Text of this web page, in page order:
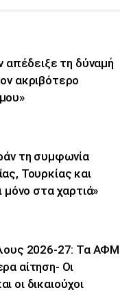
απέδειξε τη δύναμή
ακριβότερο
τη συμφωνία
Τουρκίας και
μόνο στα χαρτιά»
2026-27: Τα ΑΦΜ
αίτηση- Οι
οι δικαιούχοι